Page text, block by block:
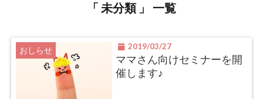
「 未分類 」 一覧
おしらせ 2019/03/27
ママさん向けセミナーを開
催します♪